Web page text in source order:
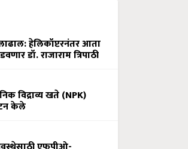
हेलिकॉप्टरनंतर आता
डॉ. राजाराम त्रिपाठी
विद्राव्य खते (NPK)
केले